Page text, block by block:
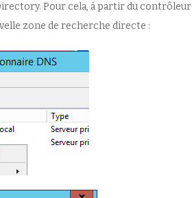
Pour cela, à partir du contrôleur
zone de recherche directe :